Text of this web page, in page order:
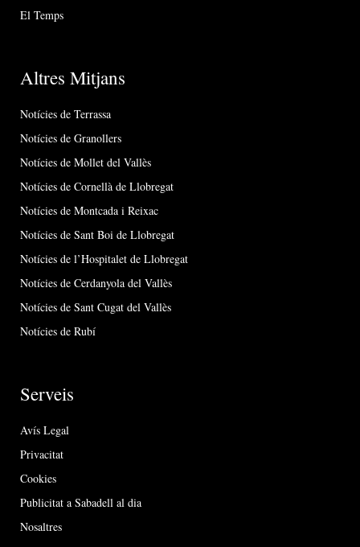
El Temps
Altres Mitjans
Notícies de Terrassa
Notícies de Granollers
Notícies de Mollet del Vallès
Notícies de Cornellà de Llobregat
Notícies de Montcada i Reixac
Notícies de Sant Boi de Llobregat
Notícies de l’Hospitalet de Llobregat
Notícies de Cerdanyola del Vallès
Notícies de Sant Cugat del Vallès
Notícies de Rubí
Serveis
Avís Legal
Privacitat
Cookies
Publicitat a Sabadell al dia
Nosaltres